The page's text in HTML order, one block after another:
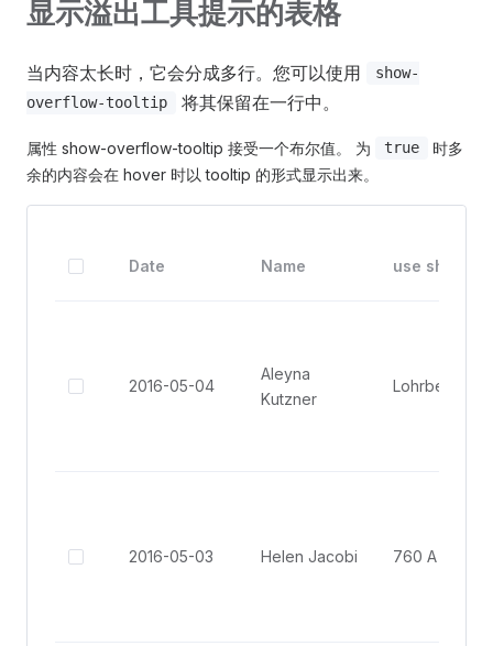
显示溢出工具提示的表格
当内容太长时，它会分成多行。您可以使用
show-
overflow-tooltip
将其保留在一行中。
属性 show-overflow-tooltip 接受一个布尔值。 为 true
时多
余的内容会在 hover 时以 tooltip 的形式显示出来。
Date Name use show-
2016-05-04
Aleyna
Kutzner
2016-05-03 Helen Jacobi